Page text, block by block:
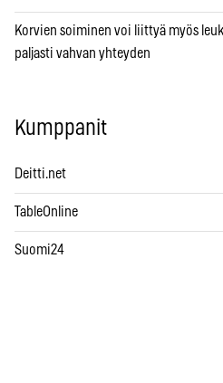
Korvien soiminen voi liittyä myös
paljasti vahvan yhteyden
Kumppanit
Deitti.net
TableOnline
Suomi24